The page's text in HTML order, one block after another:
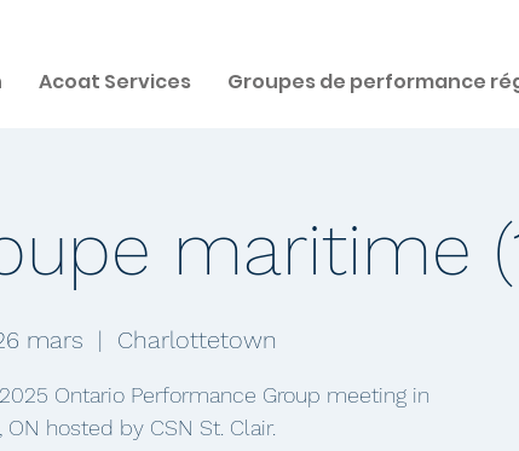
Acoat Services Groupes de performance
maritime
mars
  |
Charlottetown
Ontario Performance Group meeting in
ON hosted by CSN St. Clair.